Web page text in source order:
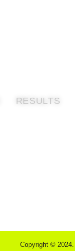
RESULTS
Copyright © 2024.